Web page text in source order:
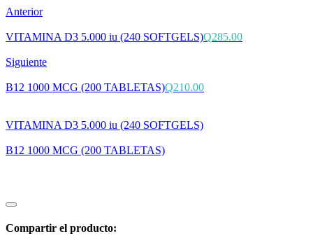
Anterior
VITAMINA D3 5.000 iu (240 SOFTGELS)Q285.00
Siguiente
B12 1000 MCG (200 TABLETAS)Q210.00
VITAMINA D3 5.000 iu (240 SOFTGELS)
B12 1000 MCG (200 TABLETAS)
Compartir el producto: